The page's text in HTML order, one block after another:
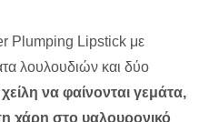
Plumping Lipstick με
λουλουδιών και δύο
χείλη να φαίνονται γεμάτα,
χάρη στο υαλουρονικό